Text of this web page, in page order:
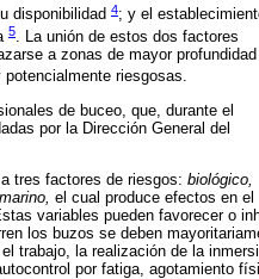
disponibilidad 4; y el
5
. La unión de estos dos factores
a zonas de mayor
riesgosas.
de buceo, que, durante el
por la Dirección General del
tres factores de riesgos: biológico,
el cual produce efectos en el
variables pueden favorecer o
los buzos se deben
trabajo, la realización de la
por fatiga, agotamiento